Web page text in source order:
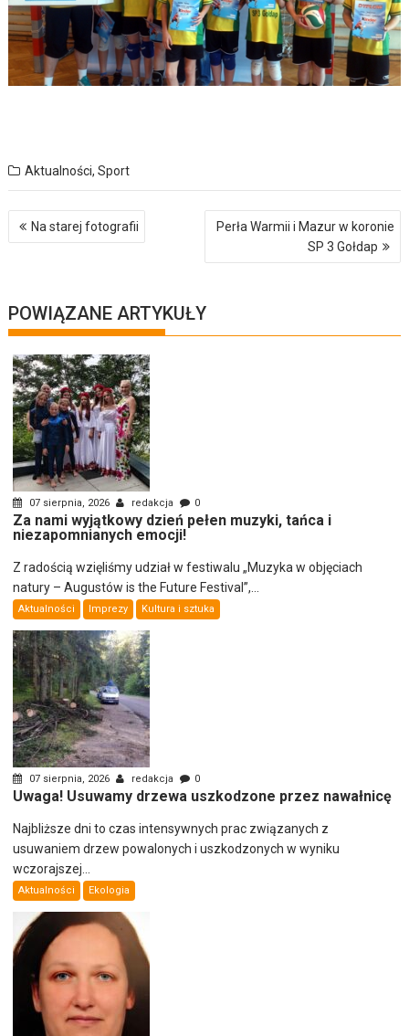
Aktualności,Sport
Nawigacja
wpisuNa starej fotografii
Perła Warmii i Mazur w koronie
SP 3 Gołdap
POWIĄZANE ARTYKUŁY
07 sierpnia, 2026 redakcja 0
Za nami wyjątkowy dzień pełen muzyki, tańca i
niezapomnianych emocji!
Z radością wzięliśmy udział w festiwalu „Muzyka w objęciach
natury – Augustów is the Future Festival”,...
Aktualności Imprezy Kultura i sztuka
07 sierpnia, 2026 redakcja 0
Uwaga! Usuwamy drzewa uszkodzone przez nawałnicę
Najbliższe dni to czas intensywnych prac związanych z
usuwaniem drzew powalonych i uszkodzonych w wyniku
wczorajszej...
Aktualności Ekologia